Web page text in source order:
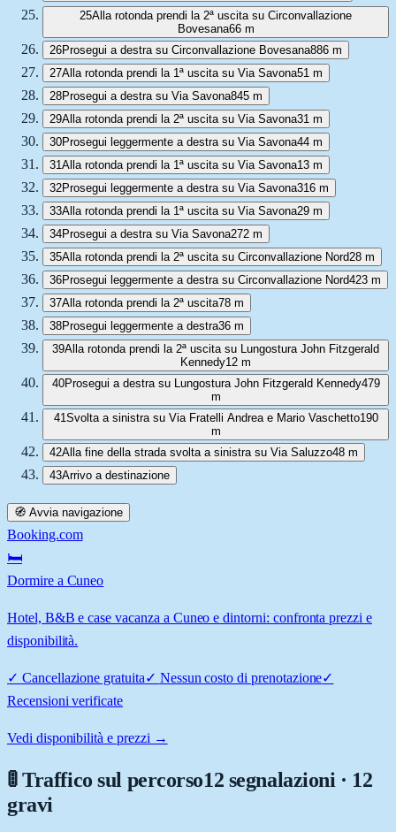
25Alla rotonda prendi la 2ª uscita su Circonvallazione
Bovesana66 m
26Prosegui a destra su Circonvallazione Bovesana886 m
27Alla rotonda prendi la 1ª uscita su Via Savona51 m
28Prosegui a destra su Via Savona845 m
29Alla rotonda prendi la 2ª uscita su Via Savona31 m
30Prosegui leggermente a destra su Via Savona44 m
31Alla rotonda prendi la 1ª uscita su Via Savona13 m
32Prosegui leggermente a destra su Via Savona316 m
33Alla rotonda prendi la 1ª uscita su Via Savona29 m
34Prosegui a destra su Via Savona272 m
35Alla rotonda prendi la 2ª uscita su Circonvallazione Nord28 m
36Prosegui leggermente a destra su Circonvallazione Nord423 m
37Alla rotonda prendi la 2ª uscita78 m
38Prosegui leggermente a destra36 m
39Alla rotonda prendi la 2ª uscita su Lungostura John Fitzgerald
Kennedy12 m
40Prosegui a destra su Lungostura John Fitzgerald Kennedy479
m
41Svolta a sinistra su Via Fratelli Andrea e Mario Vaschetto190
m
42Alla fine della strada svolta a sinistra su Via Saluzzo48 m
43Arrivo a destinazione
🧭 Avvia navigazione
Booking.com
🛏️
Dormire a Cuneo
Hotel, B&B e case vacanza a Cuneo e dintorni: confronta prezzi e
disponibilità.
✓ Cancellazione gratuita✓ Nessun costo di prenotazione✓
Recensioni verificate
Vedi disponibilità e prezzi →
🚦 Traffico sul percorso12 segnalazioni · 12
gravi